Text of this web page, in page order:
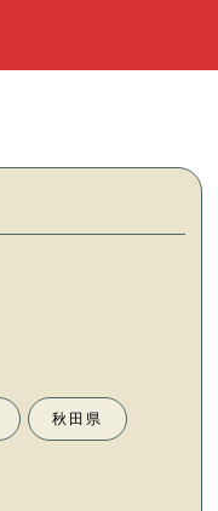
秋田県